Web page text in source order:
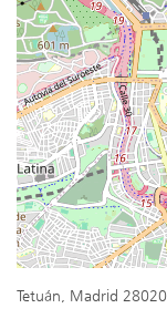
Tetuán, Madrid 28020